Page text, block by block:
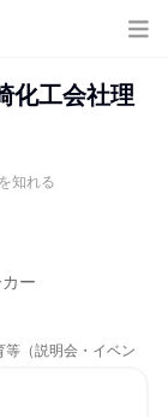
化工会社理
知れる
ー
（説明会・イベン